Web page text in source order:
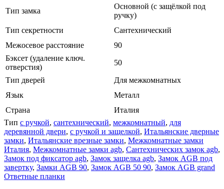
Тип замка
Основной (с защёлкой под
ручку)
Тип секретности
Сантехнический
Межосевое расстояние
90
Бэксет (удаление ключ.
отверстия)
50
Тип дверей
Для межкомнатных
Язык
Металл
Страна
Италия
Тип с ручкой, сантехнический, межкомнатный, для
деревянной двери, с ручкой и защелкой, Итальянские дверные
замки, Итальянские врезные замки, Межкомнатные замки
Италия, Межкомнатные замки agb, Сантехнических замок agb,
Замок под фиксатор agb, Замок защелка agb, Замок AGB под
завертку, Замки AGB 90, Замок AGB 50 90, Замок AGB grand
Ответные планки